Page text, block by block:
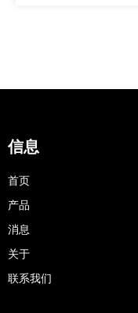
信息
首页
产品
消息
关于
联系我们